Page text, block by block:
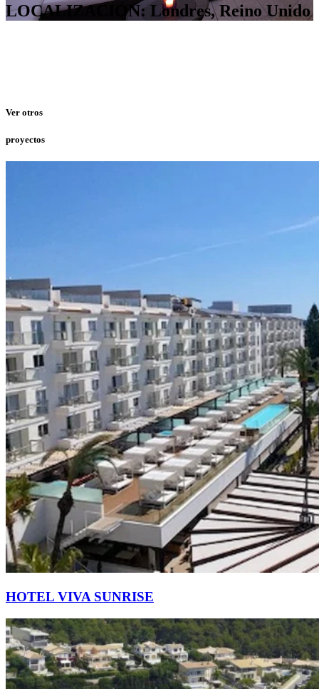
LOCALIZACIÓN: Londres, Reino Unido
Ver otros
proyectos
HOTEL VIVA SUNRISE